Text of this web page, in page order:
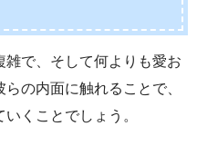
雑で、そして何よりも愛お
の内面に触れることで、
くことでしょう。